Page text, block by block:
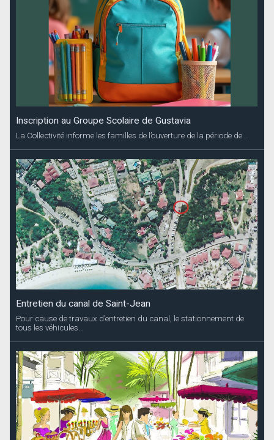
Inscription au Groupe Scolaire de Gustavia
La Collectivité informe les familles de l’ouverture de la période de...
Entretien du canal de Saint-Jean
Pour cause de travaux d’entretien du canal, le stationnement de
tous les véhicules...